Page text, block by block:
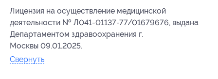
Лицензия на осуществление медицинской
деятельности № Л041-01137-77/01679676, выдана
Департаментом здравоохранения г.
Москвы 09.01.2025.
Свернуть